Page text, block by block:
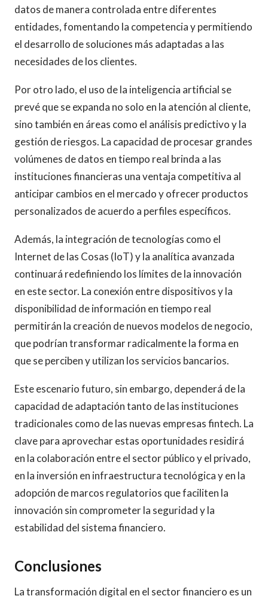
datos de manera controlada entre diferentes
entidades, fomentando la competencia y permitiendo
el desarrollo de soluciones más adaptadas a las
necesidades de los clientes.
Por otro lado, el uso de la inteligencia artificial se
prevé que se expanda no solo en la atención al cliente,
sino también en áreas como el análisis predictivo y la
gestión de riesgos. La capacidad de procesar grandes
volúmenes de datos en tiempo real brinda a las
instituciones financieras una ventaja competitiva al
anticipar cambios en el mercado y ofrecer productos
personalizados de acuerdo a perfiles específicos.
Además, la integración de tecnologías como el
Internet de las Cosas (IoT) y la analítica avanzada
continuará redefiniendo los límites de la innovación
en este sector. La conexión entre dispositivos y la
disponibilidad de información en tiempo real
permitirán la creación de nuevos modelos de negocio,
que podrían transformar radicalmente la forma en
que se perciben y utilizan los servicios bancarios.
Este escenario futuro, sin embargo, dependerá de la
capacidad de adaptación tanto de las instituciones
tradicionales como de las nuevas empresas fintech. La
clave para aprovechar estas oportunidades residirá
en la colaboración entre el sector público y el privado,
en la inversión en infraestructura tecnológica y en la
adopción de marcos regulatorios que faciliten la
innovación sin comprometer la seguridad y la
estabilidad del sistema financiero.
Conclusiones
La transformación digital en el sector financiero es un